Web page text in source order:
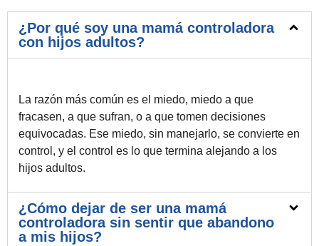
¿Por qué soy una mamá controladora
con hijos adultos?
La razón más común es el miedo, miedo a que
fracasen, a que sufran, o a que tomen decisiones
equivocadas. Ese miedo, sin manejarlo, se convierte en
control, y el control es lo que termina alejando a los
hijos adultos.
¿Cómo dejar de ser una mamá
controladora sin sentir que abandono
a mis hijos?